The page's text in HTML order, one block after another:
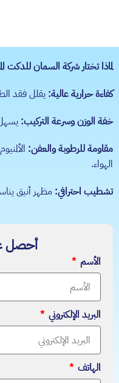
أحصل
الأسم
البريد الإلكتروني
الهاتف
لماذا تختار شركة السمان للدكت
كفاءة حرارية عالية: يقلل فقد
خفة الوزن وسرعة التركيب:
مقاومة للرطوبة والعفن:
الهواء.
تشطيب احترافي: مظهر أنيق